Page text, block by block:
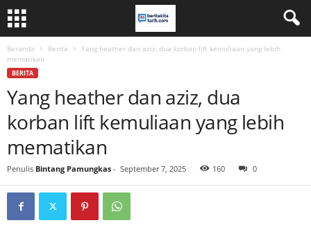
Beranda Berita
Yang heather dan aziz, dua korban lift kemuliaan yang lebih
mematikan
BERITA
Yang heather dan aziz, dua
korban lift kemuliaan yang lebih
mematikan
Penulis Bintang Pamungkas - September 7, 2025 160 0